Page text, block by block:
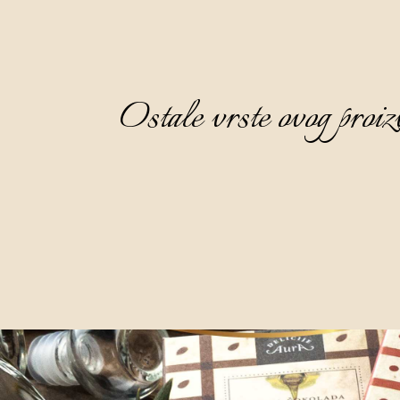
Ostale vrste ovog